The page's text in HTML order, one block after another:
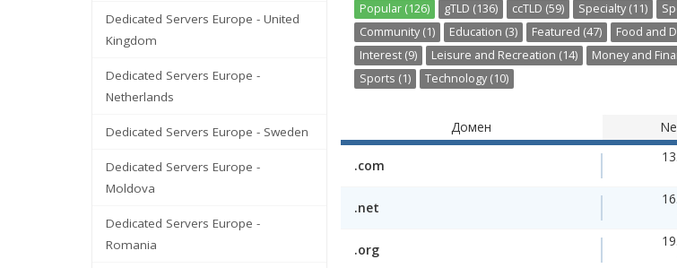
Dedicated Servers Europe - United
Kingdom
Dedicated Servers Europe -
Netherlands
Dedicated Servers Europe - Sweden
Dedicated Servers Europe -
Moldova
Dedicated Servers Europe -
Romania
Popular (126) gTLD (136) ccTLD (59) Specialty (11)
Community (1)
Education (3) Featured (47) Food and
Interest (9)
Leisure and Recreation (14) Money and
Sports (1)
Technology (10)
Домен
.com
.net
.org